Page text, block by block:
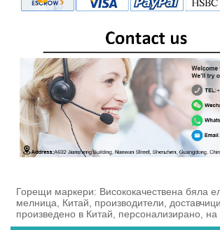
Горещи маркери: Висококачествена бяла
мелница, Китай, производители,
произведено в Китай, персонализирано, на